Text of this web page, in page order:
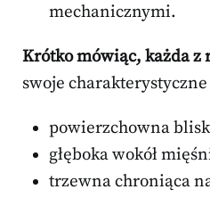
mechanicznymi.
Krótko mówiąc, każda z
swoje
powierzchowna
głęboka wokół
trzewna chroniąca